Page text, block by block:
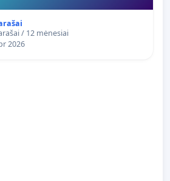
/ 12 mėnesiai
2026